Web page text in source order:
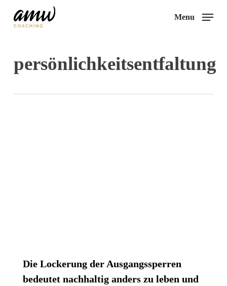
Menu
persönlichkeitsentfaltung
Die Lockerung der Ausgangssperren
bedeutet nachhaltig anders zu leben und